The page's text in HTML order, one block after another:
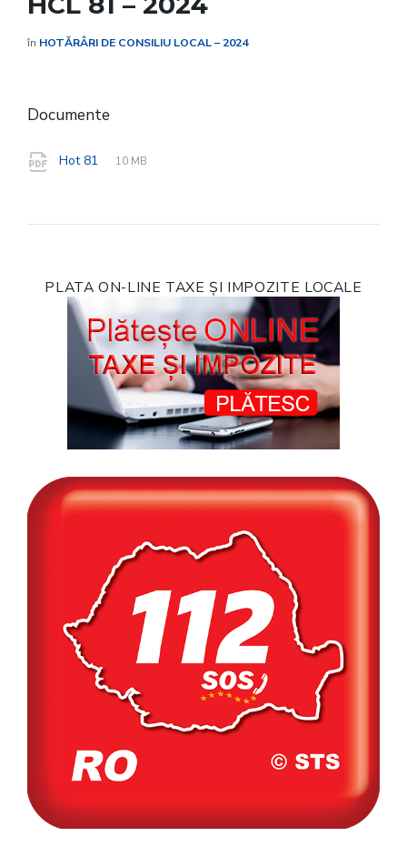
în HOTĂRÂRI DE CONSILIU LOCAL – 2024
Documente
Hot 81
File
pdf
File
10 MB
PLATA ON-LINE TAXE ȘI IMPOZITE LOCALE